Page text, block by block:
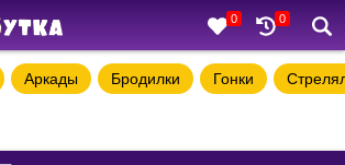
0 0
Аркады Бродилки Гонки